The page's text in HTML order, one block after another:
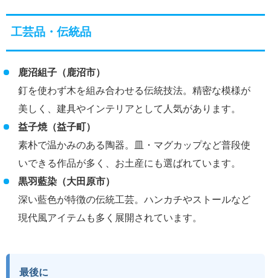
工芸品・伝統品
鹿沼組子（鹿沼市）
釘を使わず木を組み合わせる伝統技法。精密な模様が
美しく、建具やインテリアとして人気があります。
益子焼（益子町）
素朴で温かみのある陶器。皿・マグカップなど普段使
いできる作品が多く、お土産にも選ばれています。
黒羽藍染（大田原市）
深い藍色が特徴の伝統工芸。ハンカチやストールなど
現代風アイテムも多く展開されています。
最後に